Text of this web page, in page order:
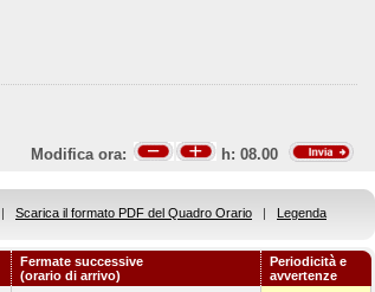
Modifica ora: h: 08.00
Scarica il formato PDF del Quadro Orario | Legenda
Fermate successive
(orario di arrivo)
Periodicità e
avvertenze